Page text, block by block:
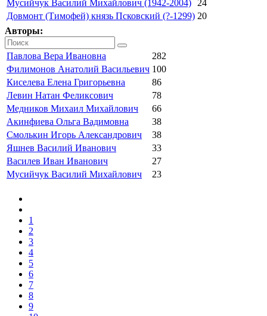
Мусийчук Василий Михайлович (1942-2004)
24
Довмонт (Тимофей) князь Псковский (?-1299) 20
Авторы:
Павлова Вера Ивановна
282
Филимонов Анатолий Васильевич 100
Киселева Елена Григорьевна
86
Левин Натан Феликсович
78
Медников Михаил Михайлович
66
Акинфиева Ольга Вадимовна
38
Смолькин Игорь Александрович
38
Яшнев Василий Иванович
33
Василев Иван Иванович
27
Мусийчук Василий Михайлович
23
1
2
3
4
5
6
7
8
9